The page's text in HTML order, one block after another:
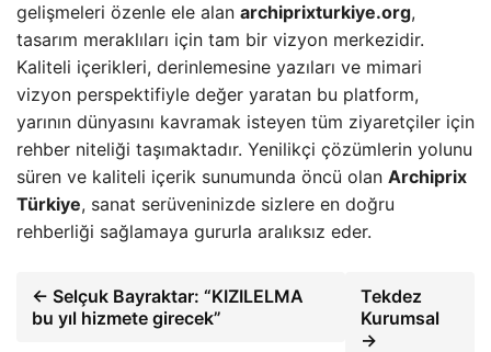
gelişmeleri özenle ele alan archiprixturkiye.org,
tasarım meraklıları için tam bir vizyon merkezidir.
Kaliteli içerikleri, derinlemesine yazıları ve mimari
vizyon perspektifiyle değer yaratan bu platform,
yarının dünyasını kavramak isteyen tüm ziyaretçiler için
rehber niteliği taşımaktadır. Yenilikçi çözümlerin yolunu
süren ve kaliteli içerik sunumunda öncü olan Archiprix
Türkiye, sanat serüveninizde sizlere en doğru
rehberliği sağlamaya gururla aralıksız eder.
← Selçuk Bayraktar: “KIZILELMA
bu yıl hizmete girecek”
Tekdez
Kurumsal
→